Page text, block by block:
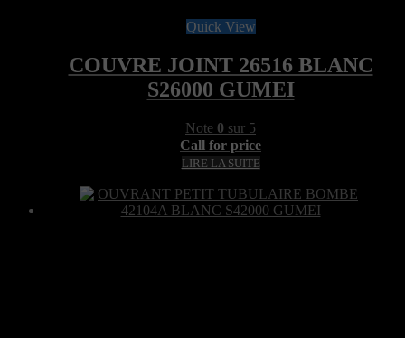
Quick View
COUVRE JOINT 26516 BLANC
S26000 GUMEI
Note 0 sur 5
Call for price
LIRE LA SUITE